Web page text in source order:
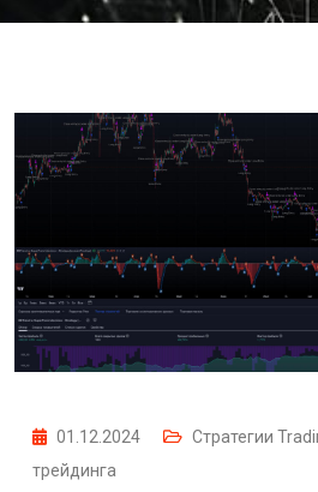
01.12.2024 Стратегии
трейдинга